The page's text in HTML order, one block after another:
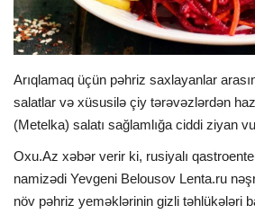
DÜNYA
ANALİTİKA
Multimedia
Arıqlamaq üçün pəhriz saxlayanlar
salatlar və xüsusilə çiy tərəvəzlərdən
(Metelka) salatı sağlamlığa ciddi ziyan
Oxu.Az xəbər verir ki, rusiyalı
namizədi Yevgeni Belousov Lenta.ru
növ pəhriz yeməklərinin gizli təhlükələri